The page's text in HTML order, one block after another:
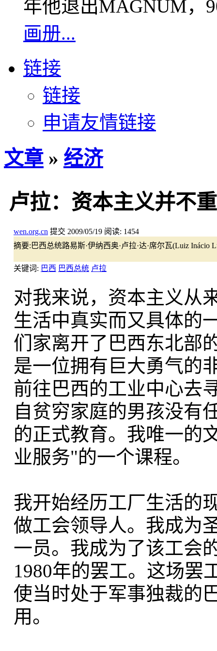
年他退出MAGNUM，
画册...
链接
链接
申请友情链接
文章 » 经济
卢拉：资本主义并不
wen.org.cn 提交 2009/05/19 阅读: 1454
摘要: 巴西总统路易斯·伊纳西奥·卢拉·达·席尔瓦(Luiz Inácio
关键词: 巴西 巴西总统 卢拉
对我来说，资本主义从
生活中真实而又具体的
们家离开了巴西东北部
是一位拥有巨大勇气的
前往巴西的工业中心去
自贫穷家庭的男孩没有
的正式教育。我唯一的
业服务"的一个课程。
我开始经历工厂生活的
做工会领导人。我成为
一员。我成为了该工会
1980年的罢工。这场罢
使当时处于军事独裁的
用。